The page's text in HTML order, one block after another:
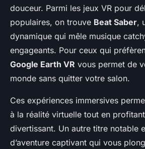
douceur. Parmi les jeux VR pour
populaires, on trouve Beat Saber,
dynamique qui mêle musique
engageants. Pour ceux qui
Google Earth VR vous permet de
monde sans quitter votre salon.
Ces expériences immersives
à la réalité virtuelle tout en profitant
divertissant. Un autre titre notable
d’aventure captivant qui vous